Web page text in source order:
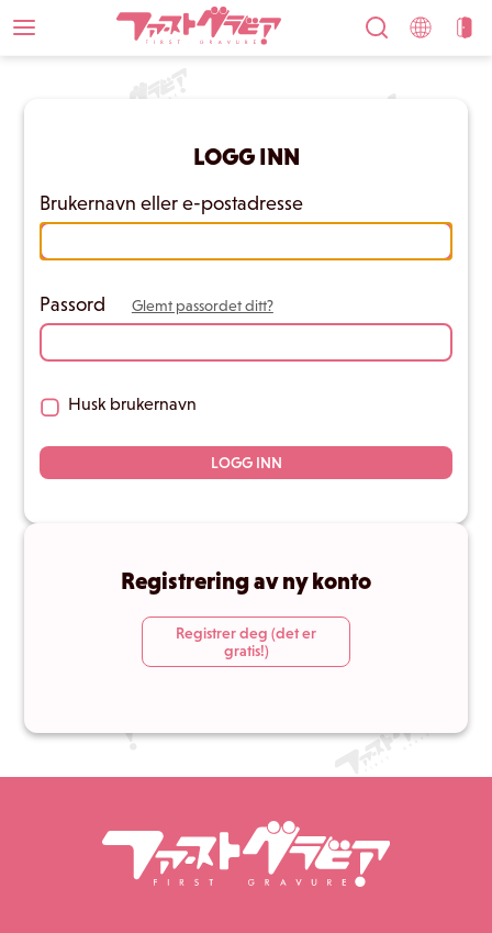
LOGG INN
Brukernavn eller e-postadresse
Passord Glemt passordet ditt?
Husk brukernavn
LOGG INN
Registrering av ny konto
Registrer deg (det er
gratis!)